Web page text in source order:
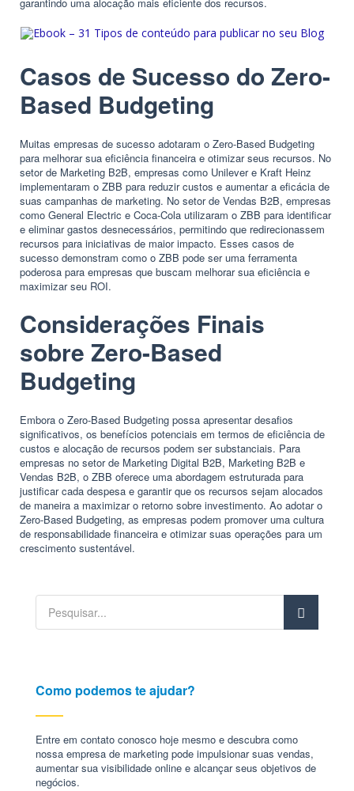
Casos de Sucesso do Zero-
Based Budgeting
Muitas empresas de sucesso adotaram o Zero-Based Budgeting
para melhorar sua eficiência financeira e otimizar seus recursos. No
setor de Marketing B2B, empresas como Unilever e Kraft Heinz
implementaram o ZBB para reduzir custos e aumentar a eficácia de
suas campanhas de marketing. No setor de Vendas B2B, empresas
como General Electric e Coca-Cola utilizaram o ZBB para identificar
e eliminar gastos desnecessários, permitindo que redirecionassem
recursos para iniciativas de maior impacto. Esses casos de
sucesso demonstram como o ZBB pode ser uma ferramenta
poderosa para empresas que buscam melhorar sua eficiência e
maximizar seu ROI.
Considerações Finais
sobre Zero-Based
Budgeting
Embora o Zero-Based Budgeting possa apresentar desafios
significativos, os benefícios potenciais em termos de eficiência de
custos e alocação de recursos podem ser substanciais. Para
empresas no setor de Marketing Digital B2B, Marketing B2B e
Vendas B2B, o ZBB oferece uma abordagem estruturada para
justificar cada despesa e garantir que os recursos sejam alocados
de maneira a maximizar o retorno sobre investimento. Ao adotar o
Zero-Based Budgeting, as empresas podem promover uma cultura
de responsabilidade financeira e otimizar suas operações para um
crescimento sustentável.
Como podemos te ajudar?
Entre em contato conosco hoje mesmo e descubra como
nossa empresa de marketing pode impulsionar suas vendas,
aumentar sua visibilidade online e alcançar seus objetivos de
negócios.